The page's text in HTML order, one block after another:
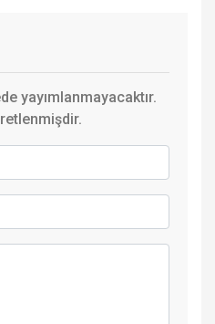
yayımlanmayacaktır.